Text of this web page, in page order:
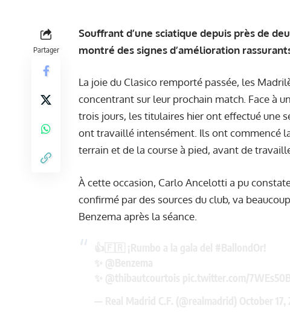
Partager
Souffrant d’une sciatique depuis près de
montré des signes d’amélioration
La joie du Clasico remporté passée, les
concentrant sur leur prochain match. Face à
trois jours, les titulaires hier ont effectué une
ont travaillé intensément. Ils ont commencé
terrain et de la course à pied, avant de
À cette occasion, Carlo Ancelotti a pu
confirmé par des sources du club, va
Benzema après la séance.